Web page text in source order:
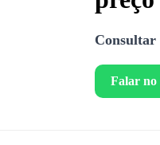
Consultar
Falar